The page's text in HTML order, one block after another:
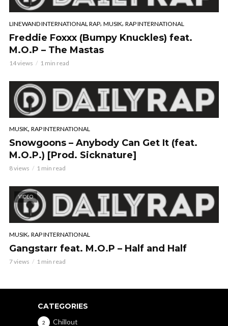
LINEWAND INTERNATIONAL RAP, MUSIK, RAP INTERNATIONAL
Freddie Foxxx (Bumpy Knuckles) feat.
M.O.P – The Mastas
14 views 1 min read
MUSIK, RAP INTERNATIONAL
Snowgoons – Anybody Can Get It (feat.
M.O.P.) [Prod. Sicknature]
8 views 1 min read
VIDEO
MUSIK, RAP INTERNATIONAL
Gangstarr feat. M.O.P – Half and Half
7 views 1 min read
CATEGORIES
Chillout
2